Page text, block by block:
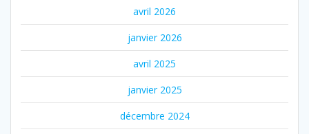
avril 2026
janvier 2026
avril 2025
janvier 2025
décembre 2024